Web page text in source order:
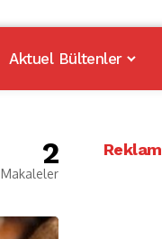
Aktuel Bültenler
2
Makaleler
Reklam